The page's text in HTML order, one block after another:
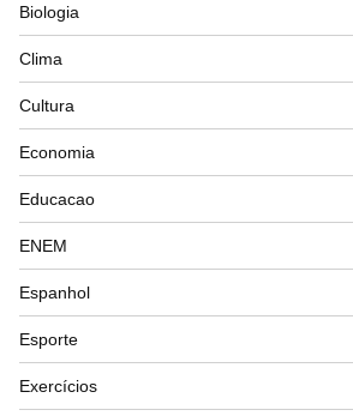
Biologia
Clima
Cultura
Economia
Educacao
ENEM
Espanhol
Esporte
Exercícios